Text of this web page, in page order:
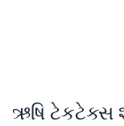
ઋષિ ટેકટેક્સ